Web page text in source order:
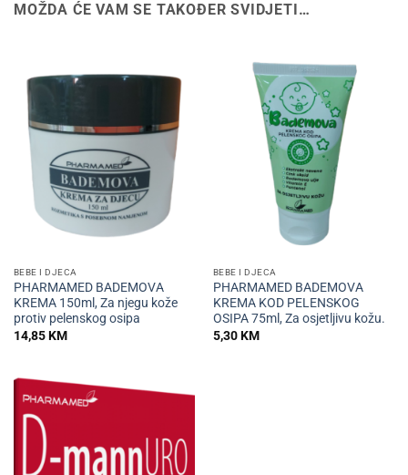
MOŽDA ĆE VAM SE TAKOĐER SVIDJETI…
BEBE I DJECA
PHARMAMED BADEMOVA
KREMA 150ml, Za njegu kože
protiv pelenskog osipa
14,85KM
BEBE I DJECA
PHARMAMED BADEMOVA
KREMA KOD PELENSKOG
OSIPA 75ml, Za osjetljivu kožu.
5,30KM